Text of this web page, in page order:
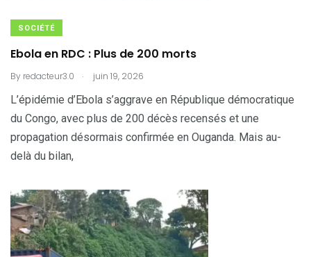
SOCIÉTÉ
Ebola en RDC : Plus de 200 morts
By redacteur3.0 . juin 19, 2026
L’épidémie d’Ebola s’aggrave en République démocratique
du Congo, avec plus de 200 décès recensés et une
propagation désormais confirmée en Ouganda. Mais au-
delà du bilan,